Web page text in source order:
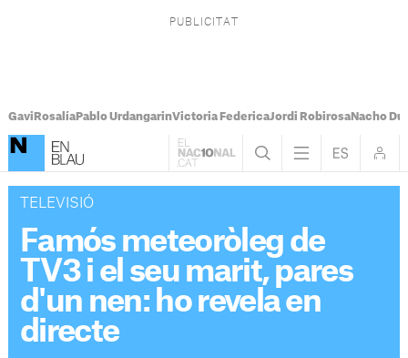
Gavi RosalíaPablo UrdangarinVictoria FedericaJordi RobirosaNacho
TELEVISIÓ
Famós meteoròleg de
TV3 i el seu marit, pares
d'un nen: ho revela en
directe